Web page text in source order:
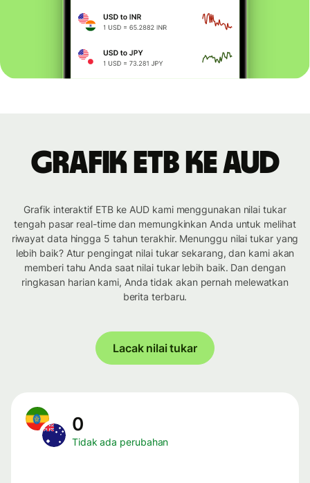
Grafik ETB ke AUD
Grafik interaktif ETB ke AUD kami menggunakan nilai tukar
tengah pasar real-time dan memungkinkan Anda untuk melihat
riwayat data hingga 5 tahun terakhir. Menunggu nilai tukar yang
lebih baik? Atur pengingat nilai tukar sekarang, dan kami akan
memberi tahu Anda saat nilai tukar lebih baik. Dan dengan
ringkasan harian kami, Anda tidak akan pernah melewatkan
berita terbaru.
Lacak nilai tukar
0
Tidak ada perubahan